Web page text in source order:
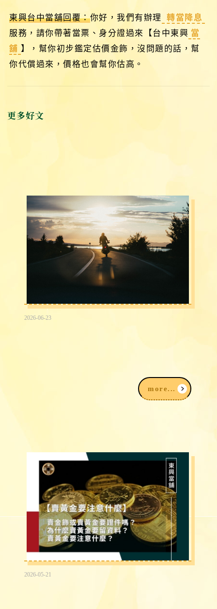
東興台中當舖回覆：你好，我們有辦理 轉當降息
服務，請你帶著當票、身分證過來【台中東興 當
舖 】，幫你初步鑑定估價金飾，沒問題的話，幫
你代償過來，價格也會幫你估高。
更多好文
2026-06-23
more...
2026-05-21